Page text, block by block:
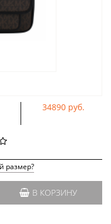
34890 руб.
размер?
В КОРЗИНУ